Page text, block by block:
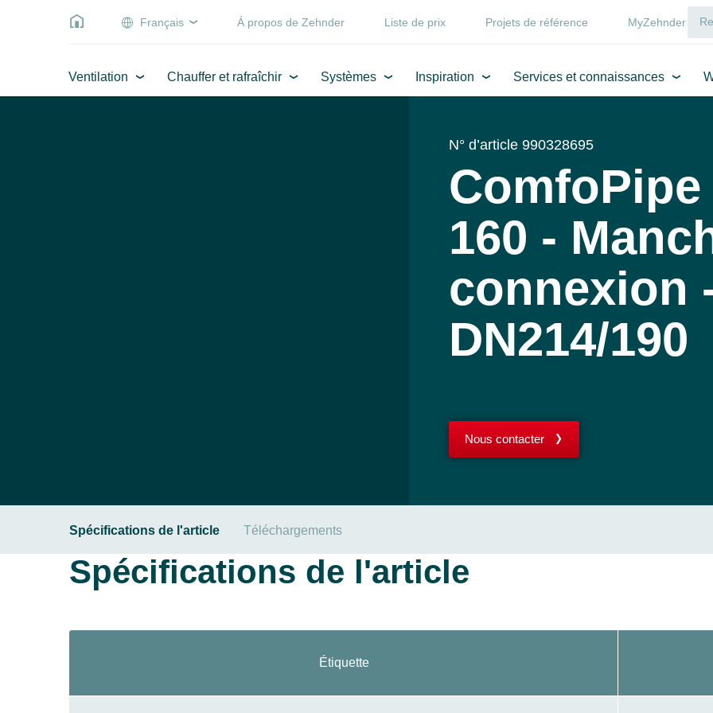
Français Á propos de Zehnder Liste de prix Projets de référence MyZehnder
Ventilation Chauffer et rafraîchir Systèmes Inspiration Services et connaissances
N° d’article 990328695
160 -
connexion
DN214/190
Nous contacter
Spécifications de l'article Téléchargements
Spécifications de l'article
Étiquette